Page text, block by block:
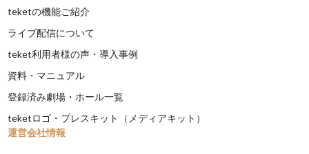
teketの機能ご紹介
ライブ配信について
teket利用者様の声・導入事例
資料・マニュアル
登録済み劇場・ホール一覧
teketロゴ・プレスキット（メディアキット）
運営会社情報